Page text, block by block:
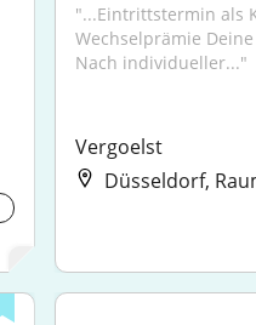
"...Eintrittstermin als
Wechselprämie
Nach individueller..."
Vergoelst
Düsseldorf,